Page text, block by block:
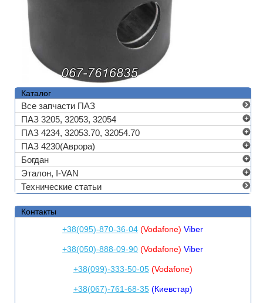
Каталог
Все запчасти ПАЗ
ПАЗ 3205, 32053, 32054
ПАЗ 4234, 32053.70, 32054.70
ПАЗ 4230(Аврора)
Богдан
Эталон, I-VAN
Технические статьи
Контакты
+38(095)-870-36-04 (Vodafone)Viber
+38(050)-888-09-90 (Vodafone)Viber
+38(099)-333-50-05(Vodafone)
+38(067)-761-68-35(Киевстар)